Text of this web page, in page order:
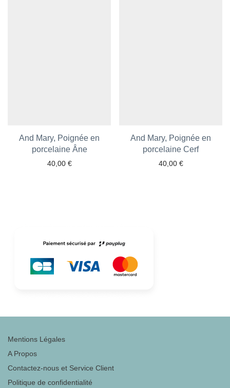
And Mary, Poignée en
porcelaine Âne
40,00 €
Ajouter aux favoris
And Mary, Poignée en
porcelaine Cerf
40,00 €
Ajouter aux favoris
Mentions Légales
A Propos
Contactez-nous et Service Client
Politique de confidentialité